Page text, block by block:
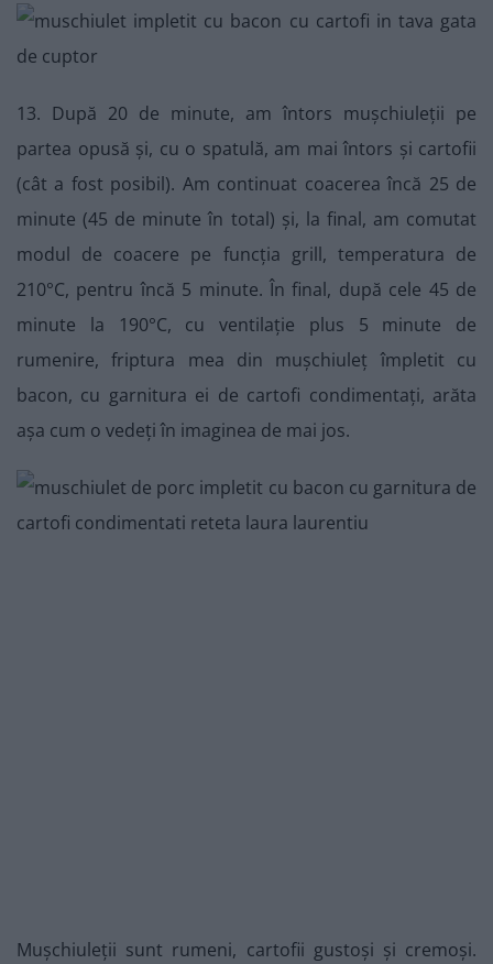
13. După 20 de minute, am întors mușchiuleții pe
partea opusă și, cu o spatulă, am mai întors și cartofii
(cât a fost posibil). Am continuat coacerea încă 25 de
minute (45 de minute în total) și, la final, am comutat
modul de coacere pe funcția grill, temperatura de
210°C, pentru încă 5 minute. În final, după cele 45 de
minute la 190°C, cu ventilație plus 5 minute de
rumenire, friptura mea din mușchiuleț împletit cu
bacon, cu garnitura ei de cartofi condimentați, arăta
așa cum o vedeți în imaginea de mai jos.
Mușchiuleții sunt rumeni, cartofii gustoși și cremoși.